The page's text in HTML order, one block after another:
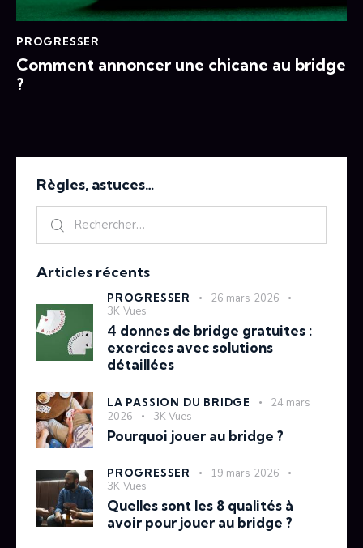
PROGRESSER
Comment annoncer une chicane au bridge
?
Règles, astuces…
Articles récents
PROGRESSER
26 mars 2026
3K Vues
4 donnes de bridge gratuites :
exercices avec solutions
détaillées
LA PASSION DU BRIDGE
24 mars
2026
3K Vues
Pourquoi jouer au bridge ?
PROGRESSER
19 mars 2026
3K Vues
Quelles sont les 8 qualités à
avoir pour jouer au bridge ?